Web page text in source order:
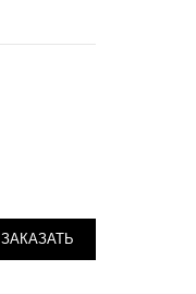
ЗАКАЗАТЬ